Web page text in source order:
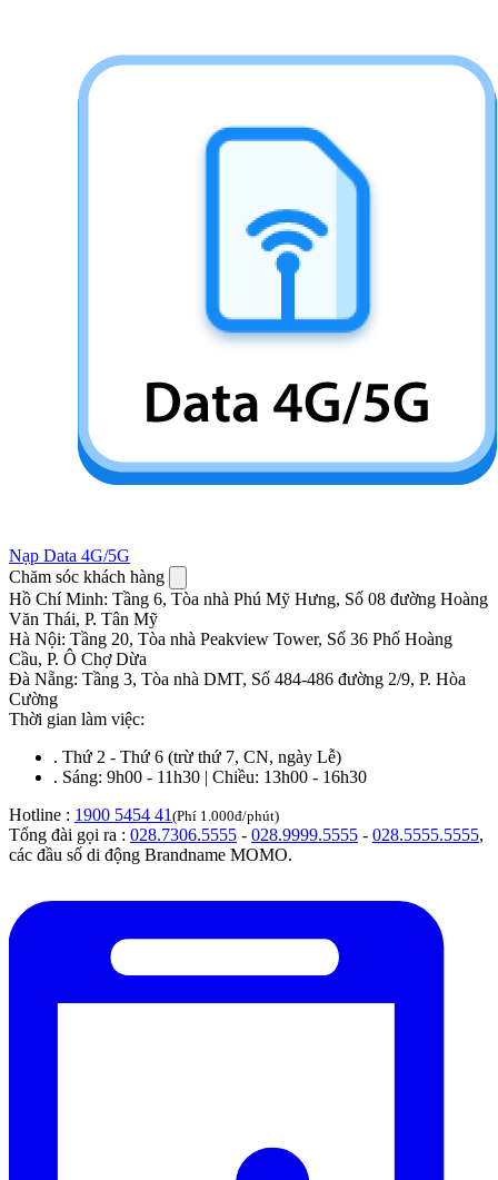
Nạp Data 4G/5G
Chăm sóc khách hàng
Hồ Chí Minh: Tầng 6, Tòa nhà Phú Mỹ Hưng, Số 08 đường Hoàng
Văn Thái, P. Tân Mỹ
Hà Nội: Tầng 20, Tòa nhà Peakview Tower, Số 36 Phố Hoàng
Cầu, P. Ô Chợ Dừa
Đà Nẵng: Tầng 3, Tòa nhà DMT, Số 484-486 đường 2/9, P. Hòa
Cường
Thời gian làm việc:
. Thứ 2 - Thứ 6 (trừ thứ 7, CN, ngày Lễ)
. Sáng: 9h00 - 11h30 | Chiều: 13h00 - 16h30
Hotline : 1900 5454 41 (Phí 1.000đ/phút)
Tổng đài gọi ra : 028.7306.5555 - 028.9999.5555 - 028.5555.5555,
các đầu số di động Brandname MOMO.